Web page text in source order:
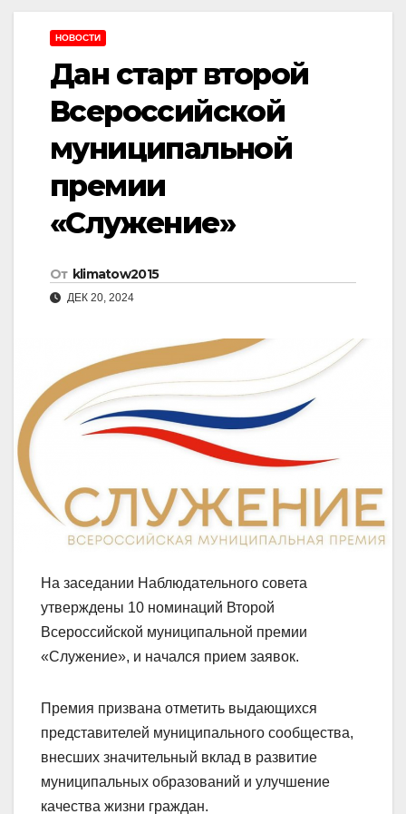
НОВОСТИ
Дан старт второй
Всероссийской
муниципальной
премии
«Служение»
От klimatow2015
ДЕК 20, 2024
На заседании Наблюдательного совета
утверждены 10 номинаций Второй
Всероссийской муниципальной премии
«Служение», и начался прием заявок.
Премия призвана отметить выдающихся
представителей муниципального сообщества,
внесших значительный вклад в развитие
муниципальных образований и улучшение
качества жизни граждан.